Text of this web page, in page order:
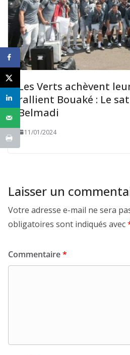
Les Verts achèvent
rallient Bouaké : Le
Belmadi
11/01/2024
Laisser un
Votre adresse e-mail ne sera
obligatoires sont indiqués avec
Commentaire*